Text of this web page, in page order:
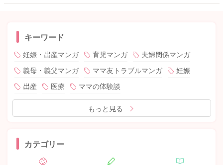
キーワード
妊娠・出産マンガ 育児マンガ
夫婦関係マンガ
義母・義父マンガ
ママ友トラブルマンガ
妊娠
出産
医療 ママの体験談
もっと見る
カテゴリー